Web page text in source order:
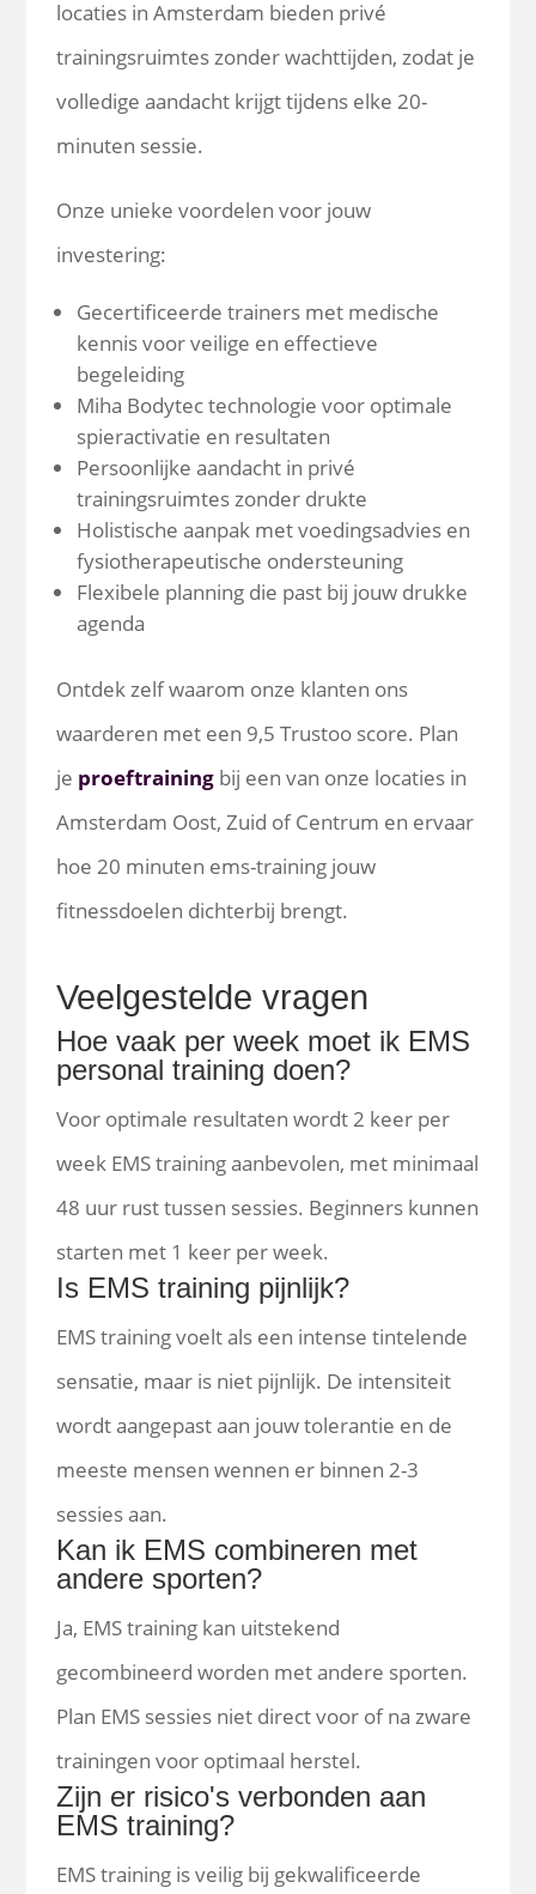
locaties in Amsterdam bieden privé
trainingsruimtes zonder wachttijden, zodat je
volledige aandacht krijgt tijdens elke 20-
minuten sessie.
Onze unieke voordelen voor jouw
investering:
Gecertificeerde trainers met medische
kennis voor veilige en effectieve
begeleiding
Miha Bodytec technologie voor optimale
spieractivatie en resultaten
Persoonlijke aandacht in privé
trainingsruimtes zonder drukte
Holistische aanpak met voedingsadvies en
fysiotherapeutische ondersteuning
Flexibele planning die past bij jouw drukke
agenda
Ontdek zelf waarom onze klanten ons
waarderen met een 9,5 Trustoo score. Plan
je proeftraining bij een van onze locaties in
Amsterdam Oost, Zuid of Centrum en ervaar
hoe 20 minuten ems-training jouw
fitnessdoelen dichterbij brengt.
Veelgestelde vragen
Hoe vaak per week moet ik EMS
personal training doen?
Voor optimale resultaten wordt 2 keer per
week EMS training aanbevolen, met minimaal
48 uur rust tussen sessies. Beginners kunnen
starten met 1 keer per week.
Is EMS training pijnlijk?
EMS training voelt als een intense tintelende
sensatie, maar is niet pijnlijk. De intensiteit
wordt aangepast aan jouw tolerantie en de
meeste mensen wennen er binnen 2-3
sessies aan.
Kan ik EMS combineren met
andere sporten?
Ja, EMS training kan uitstekend
gecombineerd worden met andere sporten.
Plan EMS sessies niet direct voor of na zware
trainingen voor optimaal herstel.
Zijn er risico's verbonden aan
EMS training?
EMS training is veilig bij gekwalificeerde